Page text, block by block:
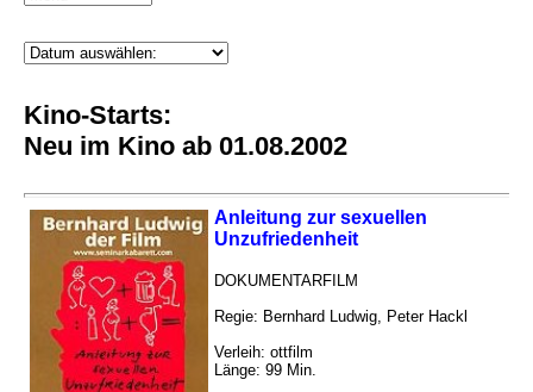
Kino-Starts:
Neu im Kino ab 01.08.2002
Anleitung zur sexuellen
Unzufriedenheit
DOKUMENTARFILM
Regie: Bernhard Ludwig, Peter Hackl
Verleih: ottfilm
Länge: 99 Min.